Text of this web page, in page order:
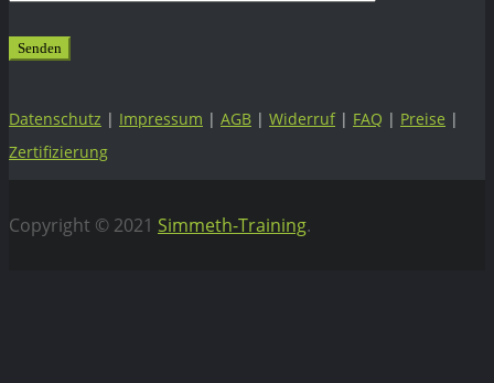
Datenschutz | Impressum | AGB | Widerruf| FAQ | Preise |
Zertifizierung
Copyright © 2021 Simmeth-Training.